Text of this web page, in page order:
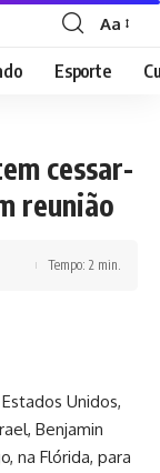
Font
Resizer
Aa
Esporte
cessar-
reunião
Tempo: 2 min.
Unidos,
Benjamin
na Flórida, para